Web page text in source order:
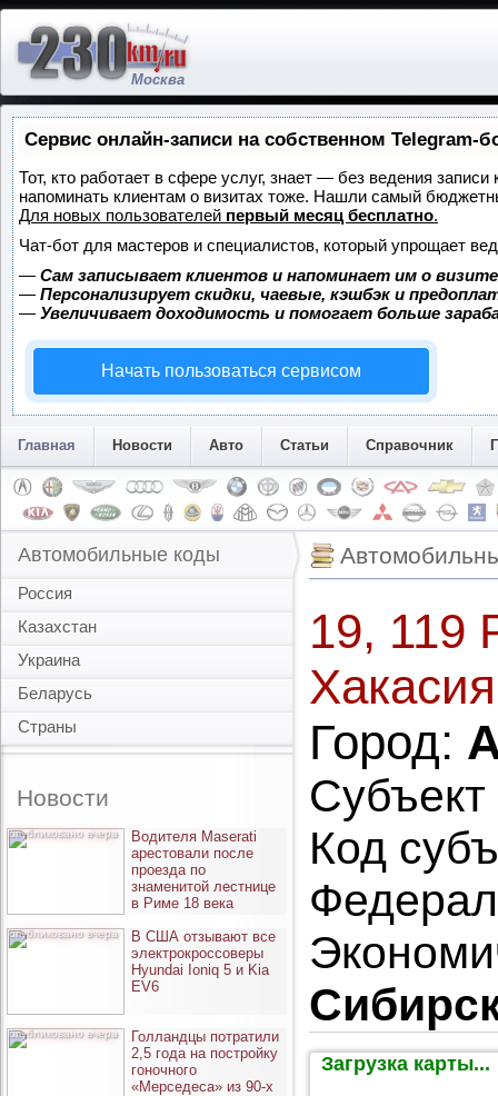
Москва
Сервис онлайн-записи на собственном Telegram-
Тот, кто работает в сфере услуг, знает — без ведения
напоминать клиентам о визитах тоже. Нашли самый
Для новых пользователей первый месяц бесплатно.
Чат-бот для мастеров и специалистов, который упрощает
— Сам записывает клиентов и напоминает им о
— Персонализирует скидки, чаевые, кэшбэк и
— Увеличивает доходимость и помогает больше
Начать пользоваться сервисом
Главная Новости Авто Статьи Справочник
Автомобильные коды
Россия
Казахстан
Украина
Беларусь
Страны
Новости
опубликовано вчера
Водителя Maserati
арестовали после
проезда по
знаменитой лестнице
в Риме 18 века
опубликовано вчера
В США отзывают все
электрокроссоверы
Hyundai Ioniq 5 и Kia
EV6
опубликовано вчера
Голландцы потратили
2,5 года на постройку
гоночного
«Мерседеса» из 90-х
19, 119
Хакасия
Город:
Код
Загрузка карты...